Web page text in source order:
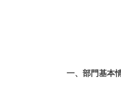
一、部門基本